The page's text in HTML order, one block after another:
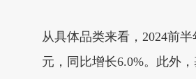
从具体品类来看，2024前
元，同比增长6.0%。此外